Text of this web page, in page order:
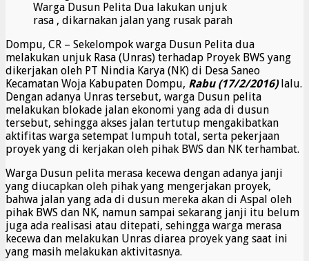
Warga Dusun Pelita Dua lakukan unjuk
rasa , dikarnakan jalan yang rusak parah
Dompu, CR – Sekelompok warga Dusun Pelita dua
melakukan unjuk Rasa (Unras) terhadap Proyek BWS yang
dikerjakan oleh PT Nindia Karya (NK) di Desa Saneo
Kecamatan Woja Kabupaten Dompu, Rabu (17/2/2016)lalu.
Dengan adanya Unras tersebut, warga Dusun pelita
melakukan blokade jalan ekonomi yang ada di dusun
tersebut, sehingga akses jalan tertutup mengakibatkan
aktifitas warga setempat lumpuh total, serta pekerjaan
proyek yang di kerjakan oleh pihak BWS dan NK terhambat.
Warga Dusun pelita merasa kecewa dengan adanya janji
yang diucapkan oleh pihak yang mengerjakan proyek,
bahwa jalan yang ada di dusun mereka akan di Aspal oleh
pihak BWS dan NK, namun sampai sekarang janji itu belum
juga ada realisasi atau ditepati, sehingga warga merasa
kecewa dan melakukan Unras diarea proyek yang saat ini
yang masih melakukan aktivitasnya.